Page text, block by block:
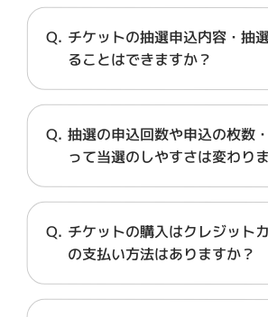
チケットの抽選申込内容・抽
ることはできますか？
抽選の申込回数や申込の枚数
って当選のしやすさは変わり
チケットの購入はクレジット
の支払い方法はありますか？